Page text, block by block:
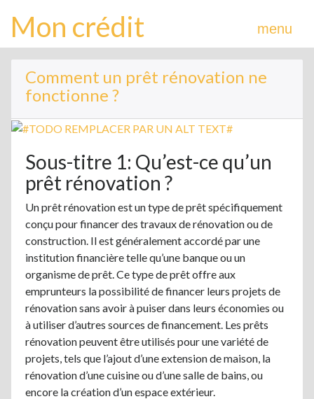
Mon crédit menu
Comment un prêt rénovation ne
fonctionne ?
Sous-titre 1: Qu’est-ce qu’un
prêt rénovation ?
Un prêt rénovation est un type de prêt spécifiquement
conçu pour financer des travaux de rénovation ou de
construction. Il est généralement accordé par une
institution financière telle qu’une banque ou un
organisme de prêt. Ce type de prêt offre aux
emprunteurs la possibilité de financer leurs projets de
rénovation sans avoir à puiser dans leurs économies ou
à utiliser d’autres sources de financement. Les prêts
rénovation peuvent être utilisés pour une variété de
projets, tels que l’ajout d’une extension de maison, la
rénovation d’une cuisine ou d’une salle de bains, ou
encore la création d’un espace extérieur.